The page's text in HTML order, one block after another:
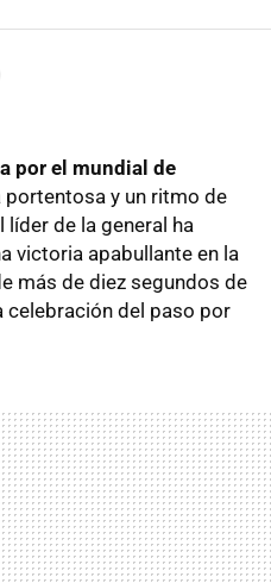
por el mundial de
portentosa y un ritmo de
de la general ha
victoria apabullante en la
más de diez segundos de
celebración del paso por